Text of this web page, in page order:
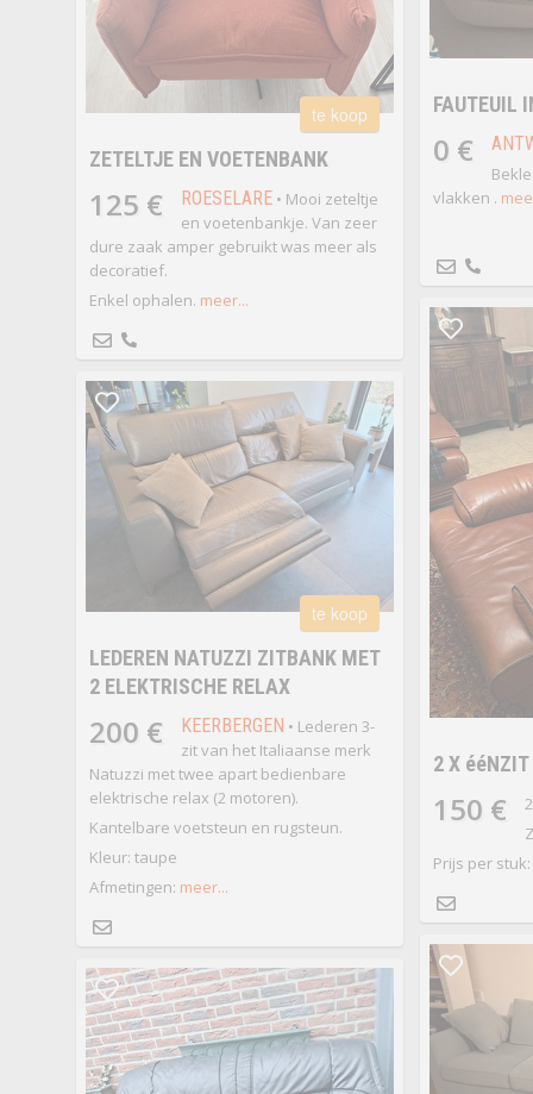
FAUTEUIL
0 €
vlakken .
te koop
ZETELTJE EN VOETENBANK
125 € ROESELARE• Mooi zeteltje
en voetenbankje. Van zeer
dure zaak amper gebruikt was meer als
decoratief.
Enkel ophalen. meer...
2 X ééNZIT
150 €
Prijs per stuk:
te koop
LEDEREN NATUZZI ZITBANK MET
2 ELEKTRISCHE RELAX
200 € KEERBERGEN • Lederen 3-
zit van het Italiaanse merk
Natuzzi met twee apart bedienbare
elektrische relax (2 motoren).
Kantelbare voetsteun en rugsteun.
Kleur: taupe
Afmetingen: meer...